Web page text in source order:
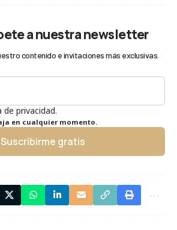
a nuestra newsletter
contenido e invitaciones más exclusivas.
privacidad.
en cualquier momento.
Suscribirme gratis